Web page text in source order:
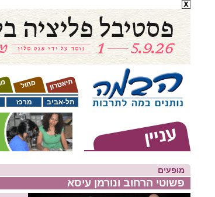
מרכז תל-אביב
מופעים
פשוטי הרחוב ונורמן עיסא